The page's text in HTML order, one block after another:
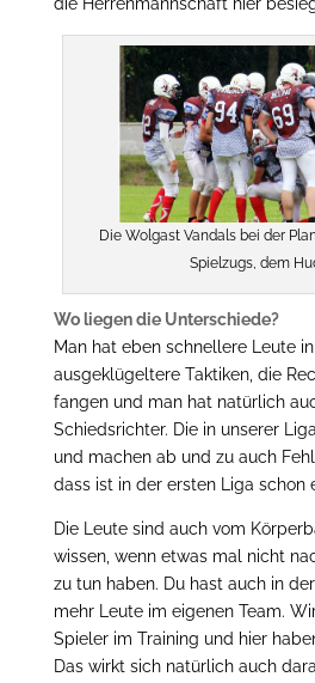
die Herrenmannschaft hier
Die Wolgast Vandals bei der
Spielzugs, dem
Wo liegen die Unterschiede?
Man hat eben schnellere Leute
ausgeklügeltere Taktiken, die
fangen und man hat natürlich
Schiedsrichter. Die in unserer
und machen ab und zu auch
dass ist in der ersten Liga schon
Die Leute sind auch vom
wissen, wenn etwas mal nicht
zu tun haben. Du hast auch in
mehr Leute im eigenen Team.
Spieler im Training und hier
Das wirkt sich natürlich auch